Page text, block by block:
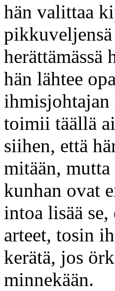
hän valittaa
hän lähtee
toimii täällä
siihen, että
mitään,
kunhan ovat
intoa lisää
arteet, tosin
kerätä, jos
minnekään.